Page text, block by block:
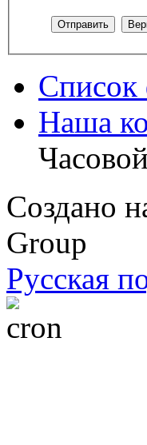
Список
Наша
Создано
Group
Русская